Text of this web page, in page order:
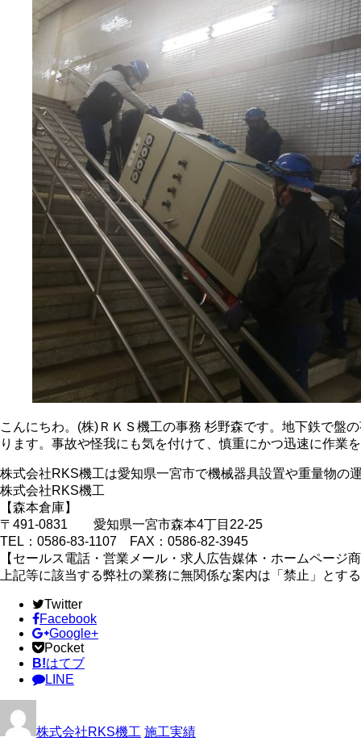
こんにちわ。(株)ＲＫＳ機工の事務 杉野森です。地下鉄で盤
ります。事故や怪我にも気を付けて、慎重にかつ迅速に作業
株式会社RKS機工は愛知県一宮市で機械器具設置や重量物の
株式会社RKS機工
【森本倉庫】
〒491-0831 愛知県一宮市森本4丁目22-25
TEL：0586-83-1107 FAX：0586-82-3945
【セールス電話・営業メール・求人広告媒体・ホームページ
上記等に該当する弊社の業務に無関係な案内は「禁止」とする
Twitter
Facebook
Google+
Pocket
B!はてブ
LINE
株式会社RKS機工 施工実績